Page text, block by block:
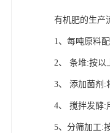
有机肥的生产
1、每吨原料
2、 条堆:按以
3、 添加菌剂:
4、 搅拌发酵:
5、分筛加工: